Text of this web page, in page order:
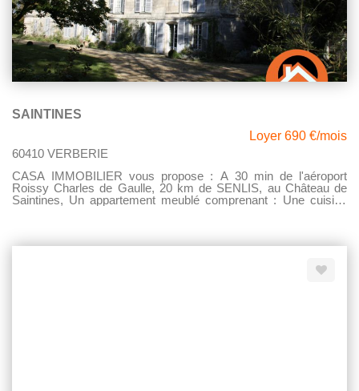
SAINTINES
Loyer 690 €/mois
60410 VERBERIE
CASA IMMOBILIER vous propose : A 30 min de l'aéroport
Roissy Charles de Gaulle, 20 km de SENLIS, au Château de
Saintines, Un appartement meublé comprenant : Une cuisine
possibilité de rentrer des véhicules. Disponible le 29 mai 2026.